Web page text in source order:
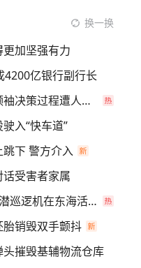
换一换
加坚强有力
4200亿银行副行长
伊朗总统：最高领袖决策过程遭人利用
入“快车道”
下 警方介入
话受害者家属
日本自卫队3架反潜巡逻机在东海活动
销毁双手颤抖
摧毁基辅物流仓库